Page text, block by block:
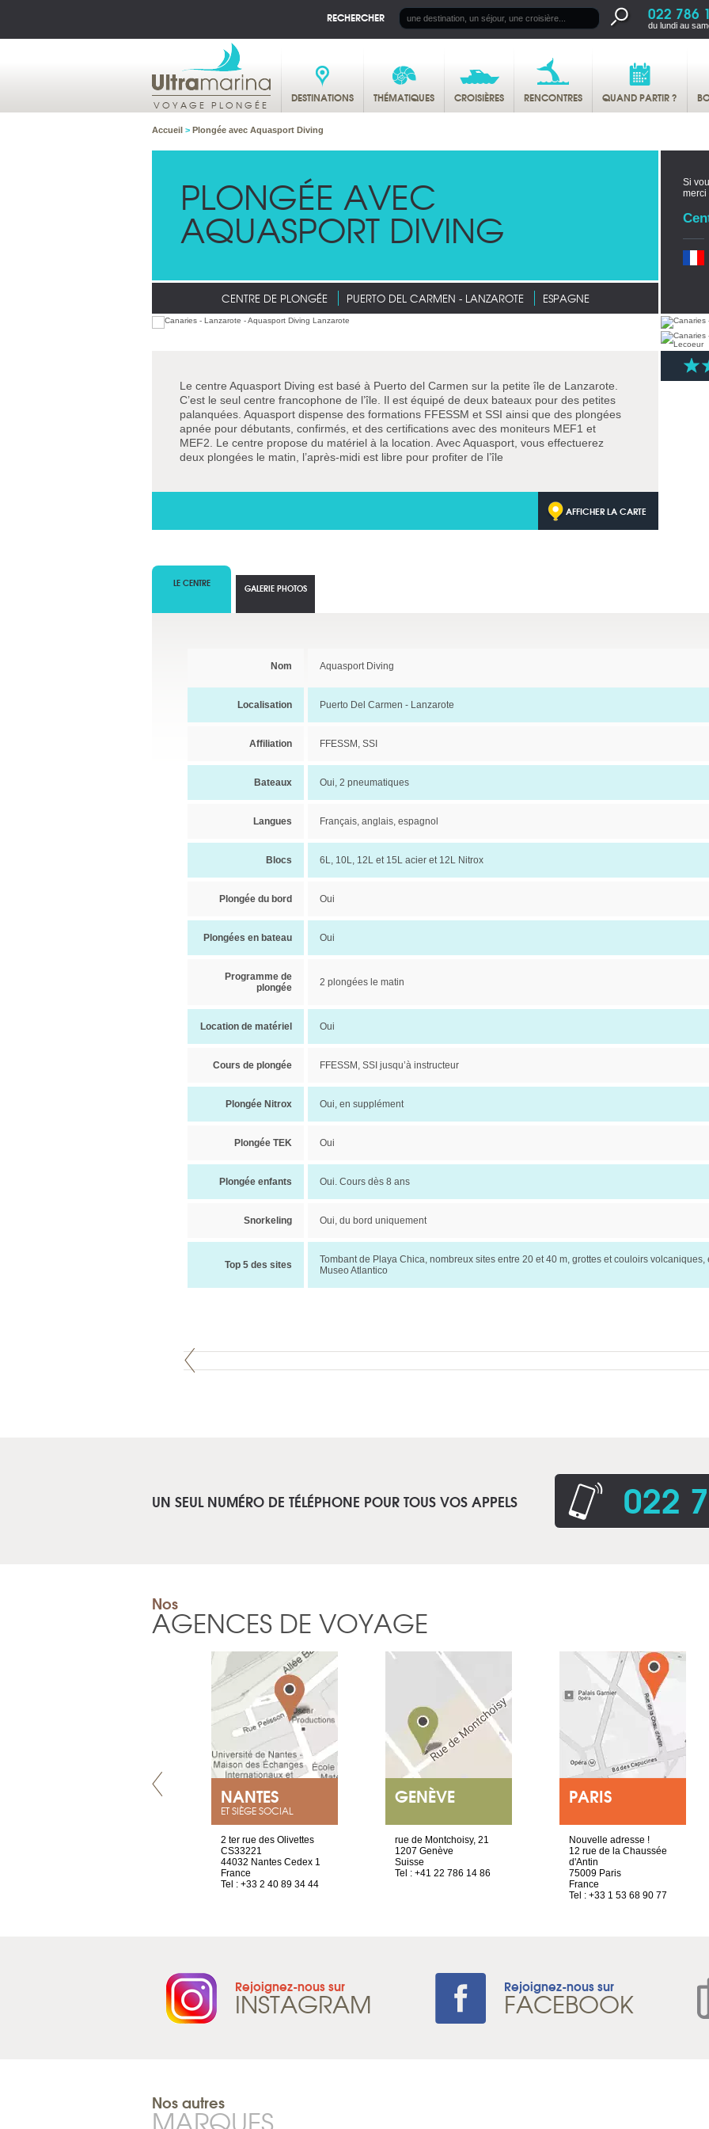
RECHERCHER 022 786
du lundi au
VOYAGE PLONGÉE DESTINATIONS THÉMATIQUES CROISIÈRES RENCONTRES QUAND PARTIR ?
Accueil > Plongée avec Aquasport Diving
PLONGÉE AVEC
AQUASPORT DIVING
CENTRE DE PLONGÉE PUERTO DEL CARMEN - LANZAROTE ESPAGNE
Si
merci
Le centre Aquasport Diving est basé à Puerto del Carmen sur la petite île de Lanzarote.
C’est le seul centre francophone de l’île. Il est équipé de deux bateaux pour des petites
palanquées. Aquasport dispense des formations FFESSM et SSI ainsi que des plongées
apnée pour débutants, confirmés, et des certifications avec des moniteurs MEF1 et
MEF2. Le centre propose du matériel à la location. Avec Aquasport, vous effectuerez
deux plongées le matin, l’après-midi est libre pour profiter de l’île
AFFICHER LA CARTE
LE CENTRE
Nom Aquasport Diving
Localisation Puerto Del Carmen - Lanzarote
Affiliation FFESSM, SSI
Bateaux Oui, 2 pneumatiques
Langues Français, anglais, espagnol
Blocs 6L, 10L, 12L et 15L acier et 12L Nitrox
Plongée du bord Oui
Plongées en bateau Oui
Programme de
plongée
2 plongées le matin
Location de matériel Oui
Cours de plongée FFESSM, SSI jusqu’à instructeur
Plongée Nitrox Oui, en supplément
Plongée TEK Oui
Plongée enfants Oui. Cours dès 8 ans
Snorkeling Oui, du bord uniquement
Top 5 des sites
Tombant de Playa Chica, nombreux sites entre 20 et 40 m, grottes et couloirs volcaniques,
Museo Atlantico
GALERIE PHOTOS
UN SEUL NUMÉRO DE TÉLÉPHONE POUR TOUS VOS APPELS 022
Nos
AGENCES DE VOYAGE
NANTES
ET SIÈGE SOCIAL
2 ter rue des Olivettes
CS33221
44032 Nantes Cedex 1
France
Tel : +33 2 40 89 34 44
GENÈVE
rue de Montchoisy, 21
1207 Genève
Suisse
Tel : +41 22 786 14 86
PARIS
Nouvelle adresse !
12 rue de la Chaussée
d'Antin
75009 Paris
France
Tel : +33 1 53 68 90 77
Rejoignez-nous sur
INSTAGRAM Rejoignez-nous sur
FACEBOOK
Nos autres
MARQUES